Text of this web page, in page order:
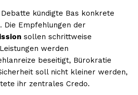
kündigte Bas konkrete
Die Empfehlungen der
sollen schrittweise
werden
beseitigt, Bürokratie
soll nicht kleiner werden,
ihr zentrales Credo.